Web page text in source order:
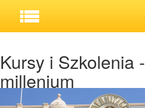
Kursy i Szkolenia -
millenium